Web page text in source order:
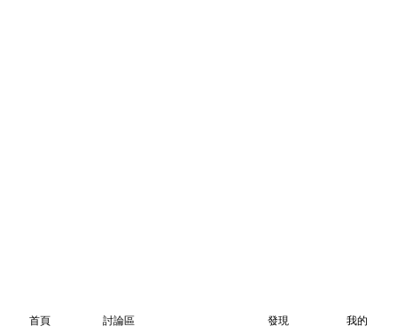
首頁 討論區 發現 我的